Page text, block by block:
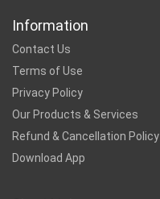
Information
Contact Us
Terms of Use
Privacy Policy
Our Products & Services
Refund & Cancellation Policy
Download App